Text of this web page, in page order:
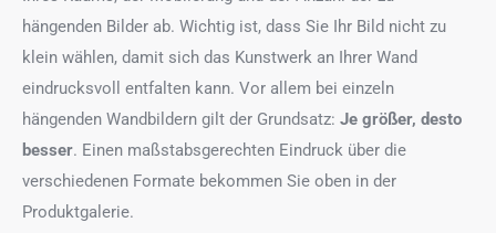
hängenden Bilder ab. Wichtig ist, dass Sie Ihr Bild nicht zu
klein wählen, damit sich das Kunstwerk an Ihrer Wand
eindrucksvoll entfalten kann. Vor allem bei einzeln
hängenden Wandbildern gilt der Grundsatz: Je größer, desto
besser. Einen maßstabsgerechten Eindruck über die
verschiedenen Formate bekommen Sie oben in der
Produktgalerie.